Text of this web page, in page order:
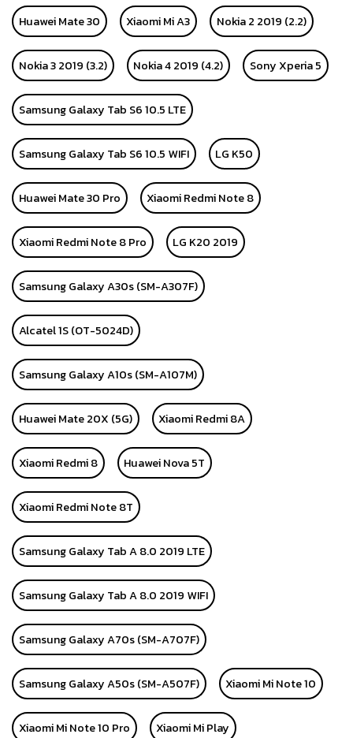
Huawei Mate 30 Xiaomi Mi A3 Nokia 2 2019 (2.2)
Nokia 3 2019 (3.2) Nokia 4 2019 (4.2) Sony Xperia 5
Samsung Galaxy Tab S6 10.5 LTE
Samsung Galaxy Tab S6 10.5 WIFI LG K50
Huawei Mate 30 Pro Xiaomi Redmi Note 8
Xiaomi Redmi Note 8 Pro LG K20 2019
Samsung Galaxy A30s (SM-A307F)
Alcatel 1S (OT-5024D)
Samsung Galaxy A10s (SM-A107M)
Huawei Mate 20X (5G) Xiaomi Redmi 8A
Xiaomi Redmi 8 Huawei Nova 5T
Xiaomi Redmi Note 8T
Samsung Galaxy Tab A 8.0 2019 LTE
Samsung Galaxy Tab A 8.0 2019 WIFI
Samsung Galaxy A70s (SM-A707F)
Samsung Galaxy A50s (SM-A507F) Xiaomi Mi Note 10
Xiaomi Mi Note 10 Pro Xiaomi Mi Play